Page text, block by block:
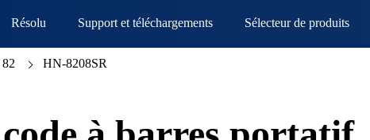
Résolu Support et téléchargements Sélecteur de produits
HN-8208SR